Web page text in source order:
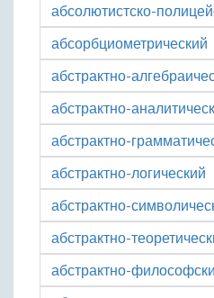
абсолютистско-
абсорбциометрический
абстрактно-
абстрактно-
абстрактно-
абстрактно-логический
абстрактно-
абстрактно-
абстрактно-